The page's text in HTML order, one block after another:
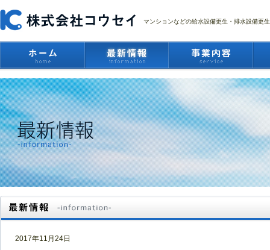
マンションなどの給水設備更生・排水設備更
2017年11月24日